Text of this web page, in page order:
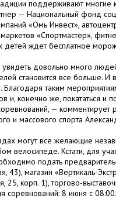
поддерживают многие
— Национальный фонд
«Омь Инвест»,
«Спортмастер»,
детей ждет бесплатное
довольно много
становится все больше. И
таким
и, конечно же, покататься и
—
и массового спорта
могут все желающие
велосипеде. Кстати, для
подать
43), магазин «Вертикаль-
25, корп. 1), торгово-
соревнований: 8 июня с 08:00.